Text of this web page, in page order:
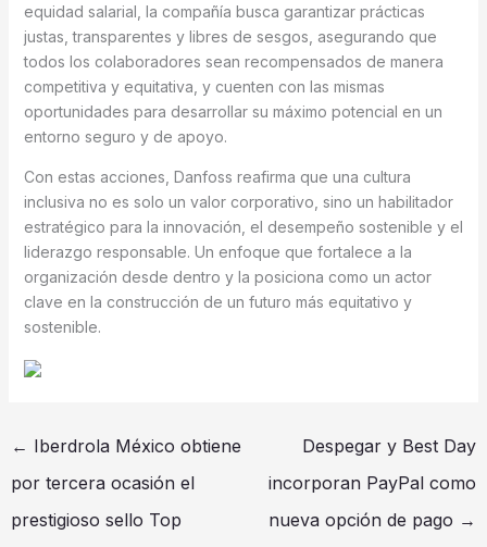
equidad salarial, la compañía busca garantizar prácticas
justas, transparentes y libres de sesgos, asegurando que
todos los colaboradores sean recompensados de manera
competitiva y equitativa, y cuenten con las mismas
oportunidades para desarrollar su máximo potencial en un
entorno seguro y de apoyo.
Con estas acciones, Danfoss reafirma que una cultura
inclusiva no es solo un valor corporativo, sino un habilitador
estratégico para la innovación, el desempeño sostenible y el
liderazgo responsable. Un enfoque que fortalece a la
organización desde dentro y la posiciona como un actor
clave en la construcción de un futuro más equitativo y
sostenible.
← Iberdrola México obtiene
por tercera ocasión el
prestigioso sello Top
Despegar y Best Day
incorporan PayPal como
nueva opción de pago →